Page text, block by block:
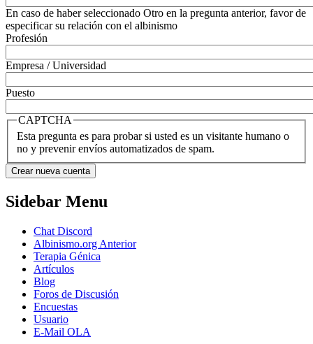
En caso de haber seleccionado Otro en la pregunta anterior, favor de
especificar su relación con el albinismo
Profesión
Empresa / Universidad
Puesto
CAPTCHA
Esta pregunta es para probar si usted es un visitante humano o
no y prevenir envíos automatizados de spam.
Sidebar Menu
Chat Discord
Albinismo.org Anterior
Terapia Génica
Artículos
Blog
Foros de Discusión
Encuestas
Usuario
E-Mail OLA